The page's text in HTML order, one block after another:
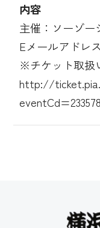
内容
主催：ソーゾー
Eメールアドレ
※チケット取扱
http://